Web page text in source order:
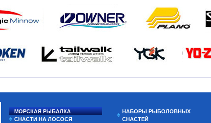
МОРСКАЯ РЫБАЛКА
СНАСТИ НА ЛОСОСЯ
НАБОРЫ РЫБОЛОВНЫХ
СНАСТЕЙ